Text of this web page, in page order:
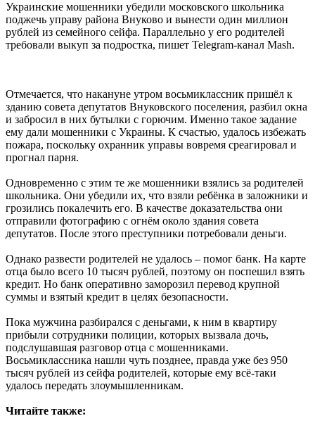
Украинские мошенники убедили московского школьника
поджечь управу района Внуково и вынести один миллион
рублей из семейного сейфа. Параллельно у его родителей
требовали выкуп за подростка, пишет Telegram-канал Mash.
Отмечается, что накануне утром восьмиклассник пришёл к
зданию совета депутатов Внуковского поселения, разбил окна
и забросил в них бутылки с горючим. Именно такое задание
ему дали мошенники с Украины. К счастью, удалось избежать
пожара, поскольку охранник управы вовремя среагировал и
прогнал парня.
Одновременно с этим те же мошенники взялись за родителей
школьника. Они убедили их, что взяли ребёнка в заложники и
грозились покалечить его. В качестве доказательства они
отправили фотографию с огнём около здания совета
депутатов. После этого преступники потребовали деньги.
Однако развести родителей не удалось – помог банк. На карте
отца было всего 10 тысяч рублей, поэтому он поспешил взять
кредит. Но банк оперативно заморозил перевод крупной
суммы и взятый кредит в целях безопасности.
Пока мужчина разбирался с деньгами, к ним в квартиру
прибыли сотрудники полиции, которых вызвала дочь,
подслушавшая разговор отца с мошенниками.
Восьмиклассника нашли чуть позднее, правда уже без 950
тысяч рублей из сейфа родителей, которые ему всё-таки
удалось передать злоумышленникам.
Читайте также: